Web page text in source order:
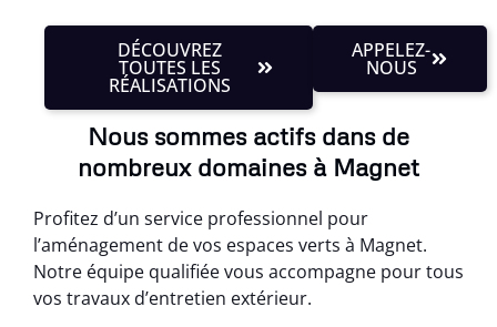
DÉCOUVREZ
TOUTES LES
RÉALISATIONS
APPELEZ-
NOUS
Nous sommes actifs dans de
nombreux domaines à Magnet
Profitez d’un service professionnel pour
l’aménagement de vos espaces verts à Magnet.
Notre équipe qualifiée vous accompagne pour tous
vos travaux d’entretien extérieur.